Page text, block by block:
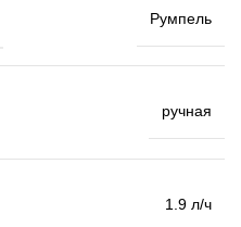
Румпель
ручная
1.9 л/ч